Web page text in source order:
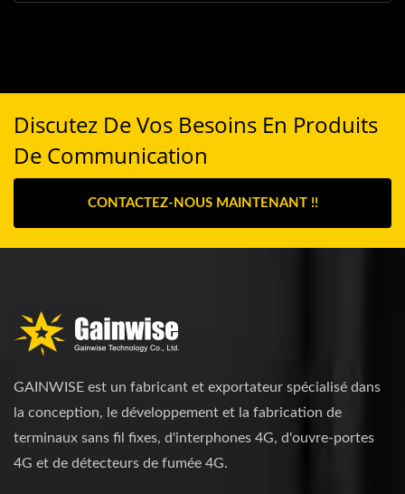
Discutez De Vos Besoins En Produits
De Communication
CONTACTEZ-NOUS MAINTENANT !!
GAINWISE est un fabricant et exportateur spécialisé dans
la conception, le développement et la fabrication de
terminaux sans fil fixes, d'interphones 4G, d'ouvre-portes
4G et de détecteurs de fumée 4G.